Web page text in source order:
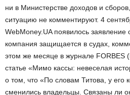
ни в Министерстве доходов и
ситуацию не комментируют. 4
WebMoney.UA появилось заявление
компания защищается в судах,
этом же месяце в журнале FORBES
статье «Мимо кассы: невеселая
о том, что «По словам Титова, у его
сменились владельцы. Связаны ли